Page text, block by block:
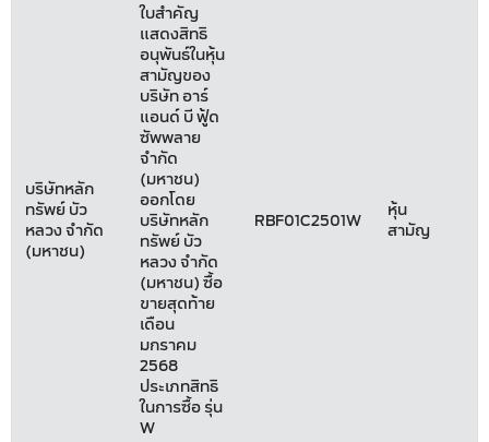
บริษัทหลัก
ทรัพย์ บัว
หลวง จำกัด
(มหาชน)
ใบสำคัญ
แสดงสิทธิ
อนุพันธ์ในหุ้น
สามัญของ
บริษัท อาร์
แอนด์ บี ฟู้ด
ซัพพลาย
จำกัด
(มหาชน)
ออกโดย
บริษัทหลัก
ทรัพย์ บัว
หลวง จำกัด
(มหาชน) ซื้อ
ขายสุดท้าย
เดือน
มกราคม
2568
ประเภทสิทธิ
ในการซื้อ รุ่น
W
RBF01C2501W
หุ้น
สามัญ